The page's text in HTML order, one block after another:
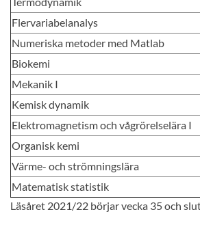
Flervariabelanalys
Numeriska metoder med Matlab
Biokemi
Mekanik I
Kemisk dynamik
Elektromagnetism och vågrörelselära I
Organisk kemi
Värme- och strömningslära
Matematisk statistik
Läsåret 2021/22 börjar vecka 35 och